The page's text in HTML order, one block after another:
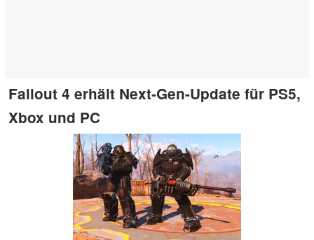
Fallout 4 erhält Next-Gen-Update für PS5,
Xbox und PC